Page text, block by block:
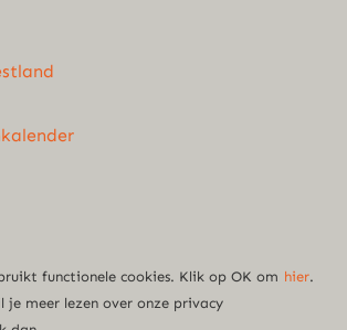
functionele cookies. Klik op OK om
je meer lezen over onze privacy
hier.